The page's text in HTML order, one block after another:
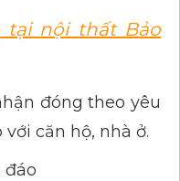
tại nội thất Bảo
đóng theo yêu
căn hộ, nhà ở.